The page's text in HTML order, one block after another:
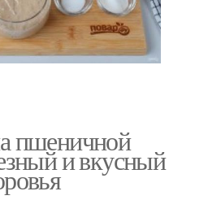
пшеничной
и вкусный